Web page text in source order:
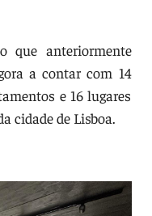
que anteriormente
a contar com 14
e 16 lugares
cidade de Lisboa.